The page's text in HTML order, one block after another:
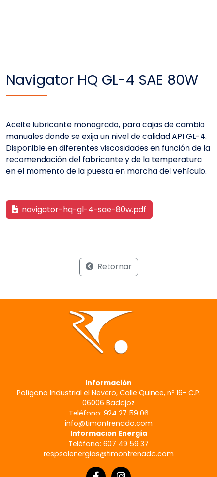
Navigator HQ GL-4 SAE 80W
Aceite lubricante monogrado, para cajas de cambio
manuales donde se exija un nivel de calidad API GL-4.
Disponible en diferentes viscosidades en función de la
recomendación del fabricante y de la temperatura
en el momento de la puesta en marcha del vehículo.
navigator-hq-gl-4-sae-80w.pdf
Retornar
Información
Polígono Industrial el Nevero, Calle Quince, nº 16- C.P.
06006 Badajoz
Teléfono: 924 27 59 06
info@timontrenado.com
Información Energía
Teléfono: 607 49 59 37
respsolenergias@timontrenado.com